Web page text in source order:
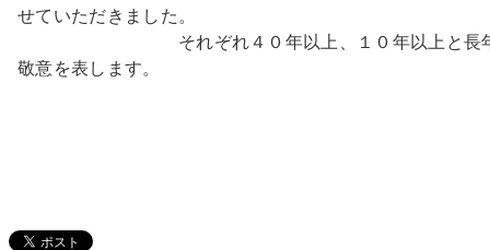
せていただきました。
それぞれ４０年以上、１０年以上と長年
敬意を表します。